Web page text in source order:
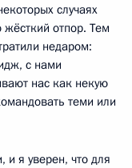
случаях
жёсткий отпор. Тем
недаром:
с нами
нас как некую
теми или
я уверен, что для